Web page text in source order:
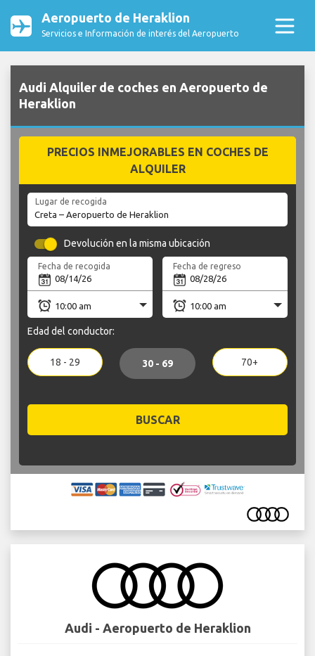
Aeropuerto de Heraklion
Servicios e Información de interés del Aeropuerto
Audi Alquiler de coches en Aeropuerto de
Heraklion
PRECIOS INMEJORABLES EN COCHES DE
ALQUILER
Lugar de recogida
Devolución en la misma ubicación
Fecha de recogida Fecha de regreso
Edad del conductor:
18 - 29 30 - 69 70+
BUSCAR
Audi - Aeropuerto de Heraklion